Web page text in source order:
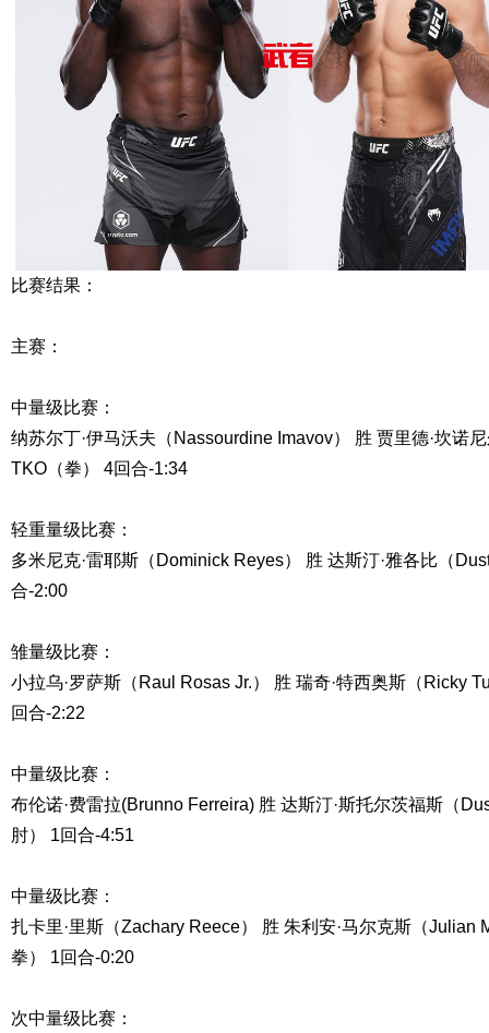
比赛结果：
主赛：
中量级比赛：
纳苏尔丁·伊马沃夫（Nassourdine Imavov） 胜 贾里德·坎诺
TKO（拳） 4回合-1:34
轻重量级比赛：
多米尼克·雷耶斯（Dominick Reyes） 胜 达斯汀·雅各比（
合-2:00
雏量级比赛：
小拉乌·罗萨斯（Raul Rosas Jr.） 胜 瑞奇·特西奥斯（Ricky
回合-2:22
中量级比赛：
布伦诺·费雷拉(Brunno Ferreira) 胜 达斯汀·斯托尔茨福斯（
肘） 1回合-4:51
中量级比赛：
扎卡里·里斯（Zachary Reece） 胜 朱利安·马尔克斯（Julian
拳） 1回合-0:20
次中量级比赛：